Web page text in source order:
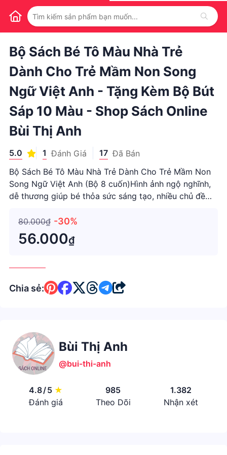
1 /
Bộ Sách Bé Tô Màu Nhà Trẻ
Dành Cho Trẻ Mầm Non Song
Ngữ Việt Anh - Tặng Kèm Bộ Bút
Sáp 10 Màu - Shop Sách Online
Bùi Thị Anh
5.0 1 Đánh Giá 17 Đã Bán
Bộ Sách Bé Tô Màu Nhà Trẻ Dành Cho Trẻ Mầm Non
Song Ngữ Việt Anh (Bộ 8 cuốn)Hình ảnh ngộ nghĩnh,
dễ thương giúp bé thỏa sức sáng tạo, nhiều chủ đề
s...80.000₫ -30%
56.000₫
Chia sẻ:
Bùi Thị Anh
@bui-thi-anh
4.8/5 ★
Đánh giá
985
Theo Dõi
1.382
Nhận xét